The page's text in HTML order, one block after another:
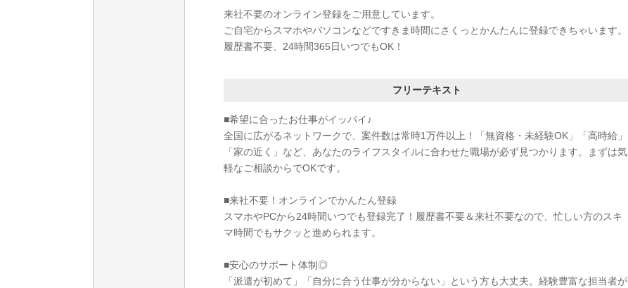
来社不要のオンライン登録をご用意しています。
ご自宅からスマホやパソコンなどですきま時間にさくっとかんたんに登録できちゃいます。
履歴書不要、24時間365日いつでもOK！
フリーテキスト
■希望に合ったお仕事がイッパイ♪
全国に広がるネットワークで、案件数は常時1万件以上！「無資格・未経験OK」「高時給」
「家の近く」など、あなたのライフスタイルに合わせた職場が必ず見つかります。まずは気
軽なご相談からでOKです。
■来社不要！オンラインでかんたん登録
スマホやPCから24時間いつでも登録完了！履歴書不要＆来社不要なので、忙しい方のスキ
マ時間でもサクッと進められます。
■安心のサポート体制◎
「派遣が初めて」「自分に合う仕事が分からない」という方も大丈夫。経験豊富な担当者が